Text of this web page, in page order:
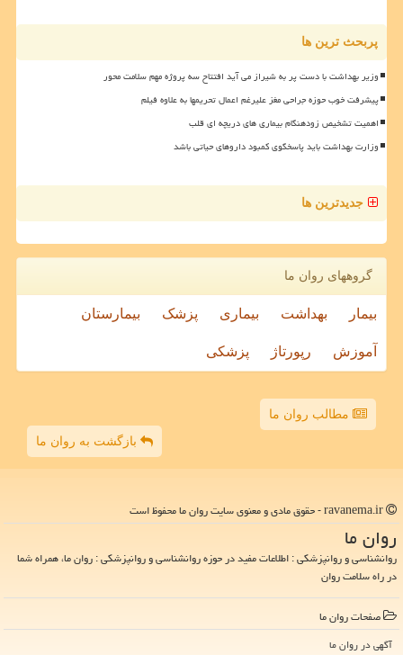
پربحث ترین ها
وزیر بهداشت با دست پر به شیراز می آید افتتاح سه پروژه مهم سلامت محور
پیشرفت خوب حوزه جراحی مغز علیرغم اعمال تحریمها به علاوه فیلم
اهمیت تشخیص زودهنگام بیماری های دریچه ای قلب
وزارت بهداشت باید پاسخگوی کمبود داروهای حیاتی باشد
جدیدترین ها
گروههای روان ما
بیمار بهداشت بیماری پزشک بیمارستان
آموزش رپورتاژ پزشکی
مطالب روان ما
بازگشت به روان ما
روان ما
روانشناسی و روانپزشکی : اطلاعات مفید در حوزه روانشناسی و روانپزشکی : روان ما، همراه شما
در راه سلامت روان
صفحات روان ما
آگهی در روان ما